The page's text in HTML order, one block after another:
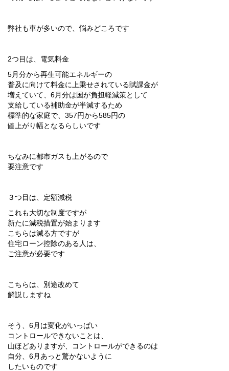
弊社も車が多いので、悩みどころです
2つ目は、電気料金
5月分から再生可能エネルギーの
普及に向けて料金に上乗せされている賦課金が
増えていて、6月分は国が負担軽減策として
支給している補助金が半減するため
標準的な家庭で、357円から585円の
値上がり幅となるらしいです
ちなみに都市ガスも上がるので
要注意です
３つ目は、定額減税
これも大切な制度ですが
新たに減税措置が始まります
こちらは減る方ですが
住宅ローン控除のある人は、
ご注意が必要です
こちらは、別途改めて
解説しますね
そう、6月は変化がいっぱい
コントロールできないことは、
山ほどありますが、コントロールができるのは
自分、6月あっと驚かないように
したいものです